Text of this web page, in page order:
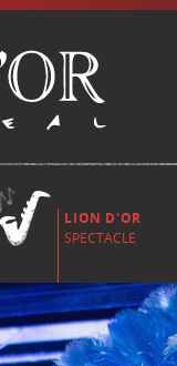
LION D'OR
SPECTACLE